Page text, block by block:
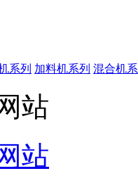
系列 加料机系列 混合机
站
站